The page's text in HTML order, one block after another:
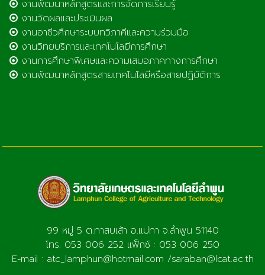
งานพัฒนาหลักสูตรและการจัดการเรียนรู้
งานวัดผลและประเมินผล
งานอาชีวศึกษาระบบทวิภาคีและความร่วมมือ
งานวิทยบริการและเทคโนโลยีการศึกษา
งานการศึกษาพิเศษและความเสมอภาคทางการศึกษา
งานพัฒนาหลักสูตรสายเทคโนโลยีหรือสายปฏิบัติการ
99 หมู่ 5 ต.ทาสบเส้า อ.แม่ทา จ.ลำพูน 51140
โทร. 053 006 252 แฟ็กซ์ : 053 006 250
E-mail : atc_lamphun@hotmail.com /saraban@lcat.ac.th